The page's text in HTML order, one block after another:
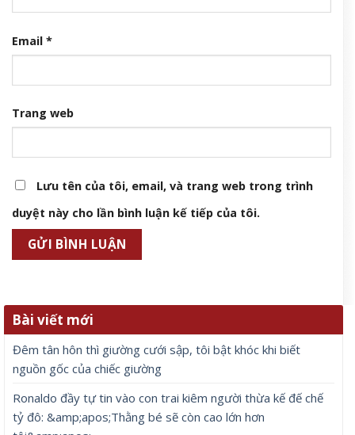
Email *
Trang web
Lưu tên của tôi, email, và trang web trong trình
duyệt này cho lần bình luận kế tiếp của tôi.
Bài viết mới
Đêm tân hôn thì giường cưới sập, tôi bật khóc khi biết
nguồn gốc của chiếc giường
Ronaldo đầy tự tin vào con trai kiêm người thừa kế đế chế
tỷ đô: &amp;apos;Thằng bé sẽ còn cao lớn hơn